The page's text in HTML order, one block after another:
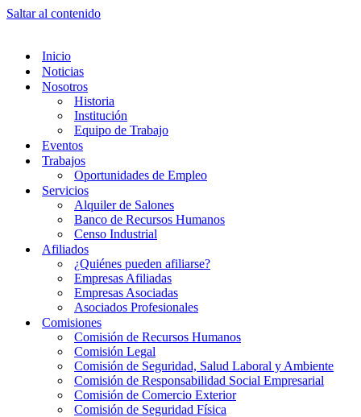
Saltar al contenido
Inicio
Noticias
Nosotros
Historia
Institución
Equipo de Trabajo
Eventos
Trabajos
Oportunidades de Empleo
Servicios
Alquiler de Salones
Banco de Recursos Humanos
Censo Industrial
Afiliados
¿Quiénes pueden afiliarse?
Empresas Afiliadas
Empresas Asociadas
Asociados Profesionales
Comisiones
Comisión de Recursos Humanos
Comisión Legal
Comisión de Seguridad, Salud Laboral y Ambiente
Comisión de Responsabilidad Social Empresarial
Comisión de Comercio Exterior
Comisión de Seguridad Física